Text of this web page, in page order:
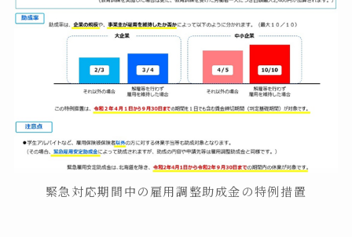
緊急対応期間中の雇用調整助成金の特例措置